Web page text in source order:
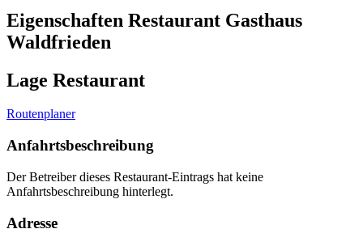
Eigenschaften Restaurant Gasthaus
Waldfrieden
Lage Restaurant
Routenplaner
Anfahrtsbeschreibung
Der Betreiber dieses Restaurant-Eintrags hat keine
Anfahrtsbeschreibung hinterlegt.
Adresse